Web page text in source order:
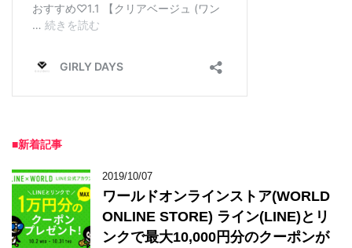
■新着記事
2019/10/07
ワールドオンラインストア(WORLD
ONLINE STORE) ライン(LINE)とリ
ンクで最大10,000円分のクーポンが